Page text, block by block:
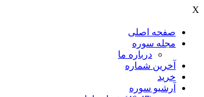
X
صفحه اصلی
مجله سوره
درباره ما
آخرين شماره
خرید
آرشیو سوره